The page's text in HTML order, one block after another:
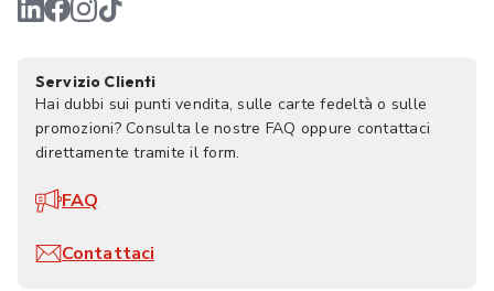
Servizio Clienti
Hai dubbi sui punti vendita, sulle carte fedeltà o sulle
promozioni? Consulta le nostre FAQ oppure contattaci
direttamente tramite il form.
FAQ
Contattaci